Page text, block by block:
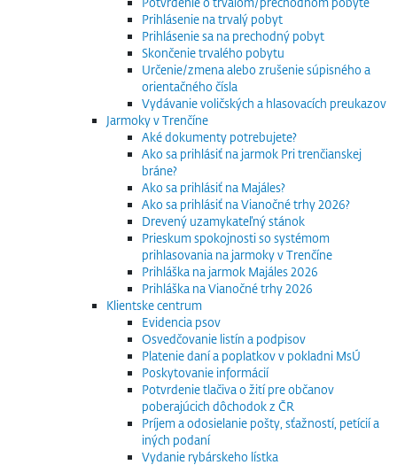
Prihlásenie na trvalý pobyt
Prihlásenie sa na prechodný pobyt
Skončenie trvalého pobytu
Určenie/zmena alebo zrušenie súpisného a
orientačného čísla
Vydávanie voličských a hlasovacích preukazov
Jarmoky v Trenčíne
Aké dokumenty potrebujete?
Ako sa prihlásiť na jarmok Pri trenčianskej
bráne?
Ako sa prihlásiť na Majáles?
Ako sa prihlásiť na Vianočné trhy 2026?
Drevený uzamykateľný stánok
Prieskum spokojnosti so systémom
prihlasovania na jarmoky v Trenčíne
Prihláška na jarmok Majáles 2026
Prihláška na Vianočné trhy 2026
Klientske centrum
Evidencia psov
Osvedčovanie listín a podpisov
Platenie daní a poplatkov v pokladni MsÚ
Poskytovanie informácií
Potvrdenie tlačiva o žití pre občanov
poberajúcich dôchodok z ČR
Príjem a odosielanie pošty, sťažností, petícií a
iných podaní
Vydanie rybárskeho lístka